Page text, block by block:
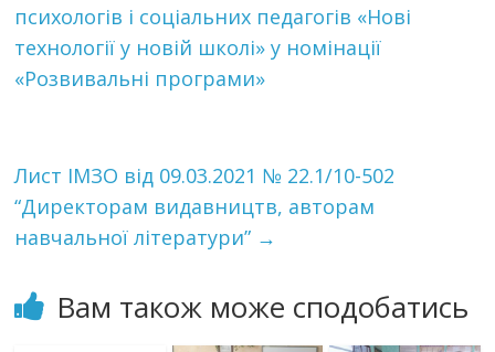
психологів і соціальних педагогів «Нові
технології у новій школі» у номінації
«Розвивальні програми»
Лист ІМЗО від 09.03.2021 № 22.1/10-502
“Директорам видавництв, авторам
навчальної літератури” →
Вам також може сподобатись